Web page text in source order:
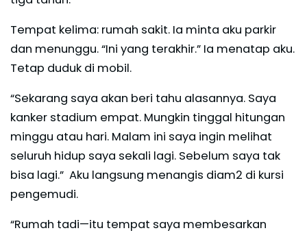
Tempat kelima: rumah sakit. Ia minta aku parkir
dan menunggu. “Ini yang terakhir.” Ia menatap aku.
Tetap duduk di mobil.
“Sekarang saya akan beri tahu alasannya. Saya
kanker stadium empat. Mungkin tinggal hitungan
minggu atau hari. Malam ini saya ingin melihat
seluruh hidup saya sekali lagi. Sebelum saya tak
bisa lagi.” Aku langsung menangis diam2 di kursi
pengemudi.
“Rumah tadi—itu tempat saya membesarkan